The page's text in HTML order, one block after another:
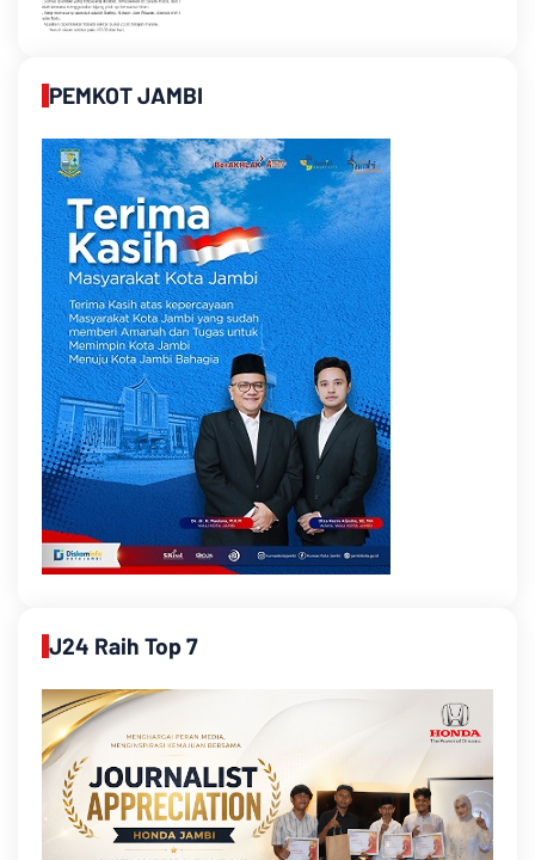
PEMKOT JAMBI
J24 Raih Top 7